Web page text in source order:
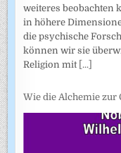
weiteres beobachten
in höhere
die psychische
können wir sie
Religion mit [...]
Wie die Alchemie zur